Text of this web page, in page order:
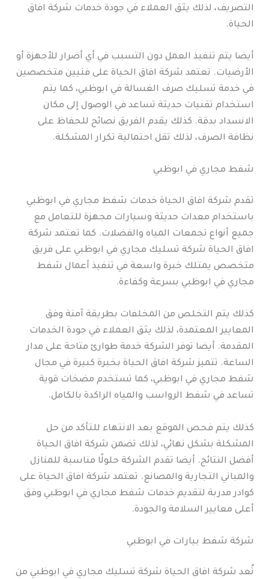
التصريف، لذلك يثق العملاء في جودة خدمات شركة افاق
الحياة.
أيضا يتم تنفيذ العمل دون التسبب في أي أضرار للأجهزة أو
الأرضيات. تعتمد شركة افاق الحياة على فنيين متخصصين
في خدمة تسليك صرف الغسالة في ابوظبي، كما يتم
استخدام تقنيات حديثة تساعد في الوصول إلى مكان
الانسداد بدقة. كذلك يقدم الفريق نصائح للحفاظ على
نظافة الصرف، لذلك تقل احتمالية تكرار المشكلة.
شفط مجاري في ابوظبي
تقدم شركة افاق الحياة خدمات شفط مجاري في ابوظبي
باستخدام معدات حديثة وسيارات مجهزة للتعامل مع
جميع أنواع تجمعات المياه والفضلات. كما تعتمد شركة
افاق الحياة شركة تسليك مجاري في ابوظبي على فريق
متخصص يمتلك خبرة واسعة في تنفيذ أعمال شفط
مجاري في ابوظبي بسرعة وكفاءة.
كذلك يتم التخلص من المخلفات بطريقة آمنة وفق
المعايير المعتمدة، لذلك يثق العملاء في جودة الخدمات
المقدمة. أيضا توفر الشركة خدمة طوارئ متاحة على مدار
الساعة. تتميز شركة افاق الحياة بخبرة كبيرة في مجال
شفط مجاري في ابوظبي، كما تستخدم مضخات قوية
تساعد في شفط الرواسب والمياه الراكدة بالكامل.
كذلك يتم فحص الموقع بعد الانتهاء للتأكد من حل
المشكلة بشكل نهائي، لذلك تضمن شركة افاق الحياة
أفضل النتائج. أيضا تقدم الشركة حلولًا مناسبة للمنازل
والمباني التجارية والمصانع. تعتمد شركة افاق الحياة على
كوادر مدربة لتقديم خدمات شفط مجاري في ابوظبي وفق
أعلى معايير السلامة والجودة.
شركة شفط بيارات في ابوظبي
تُعد شركة افاق الحياة شركة تسليك مجاري في ابوظبي من